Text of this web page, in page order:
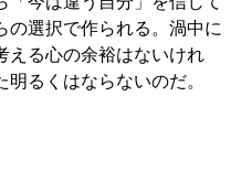
の選択で作られる。渦中に
える心の余裕はないけれ
るくはならないのだ。